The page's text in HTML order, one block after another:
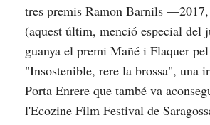
tres premis Ramon Barnils
(aquest últim, menció especial
guanya el premi Mañé i Flaquer
"Insostenible, rere la brossa", una
Porta Enrere que també va
l'Ecozine Film Festival de